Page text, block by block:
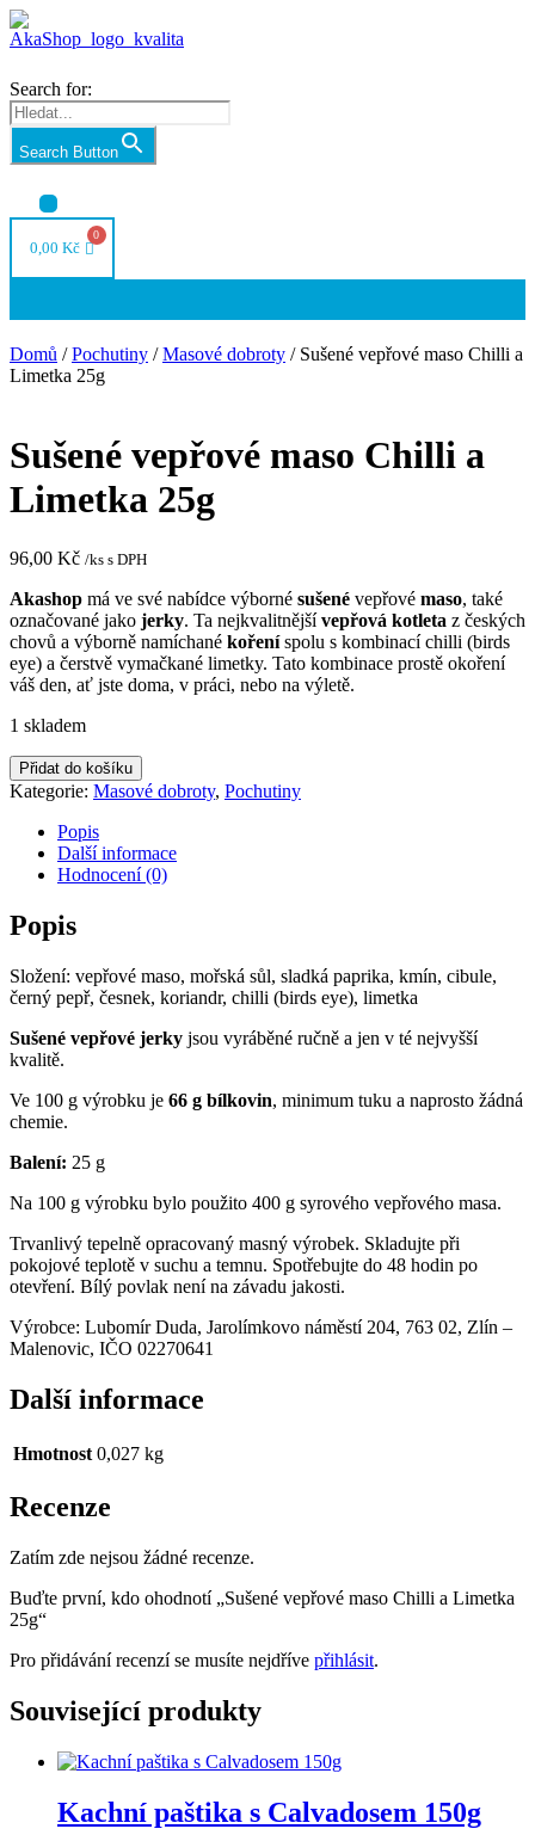
Search for:
Search Button
Nabídka
0,00 Kč
Domů /Pochutiny /Masové dobroty / Sušené vepřové maso Chilli a
Limetka 25g
Sušené vepřové maso Chilli a
Limetka 25g
96,00 Kč /ks s DPH
Akashop má ve své nabídce výborné sušené vepřové maso, také
označované jako jerky. Ta nejkvalitnějšívepřová kotleta z českých
chovů a výborně namíchané kořeníspolu s kombinací chilli (birds
eye) a čerstvě vymačkané limetky. Tato kombinace prostě okoření
váš den, ať jste doma, v práci, nebo na výletě.
1 skladem
Sušené
vepřové
maso
Chilli
Limetka
množství
Přidat do košíku
Kategorie: Masové dobroty, Pochutiny
Popis
Další informace
Hodnocení (0)
Popis
Složení: vepřové maso, mořská sůl, sladká paprika, kmín, cibule,
černý pepř, česnek, koriandr, chilli (birds eye), limetka
Sušené vepřové jerky jsou vyráběné ručně a jen v té nejvyšší
kvalitě.
Ve 100 g výrobku je 66 g bílkovin, minimum tuku a naprosto žádná
chemie.
Balení: 25 g
Na 100 g výrobku bylo použito 400 g syrového vepřového masa.
Trvanlivý tepelně opracovaný masný výrobek. Skladujte při
pokojové teplotě v suchu a temnu. Spotřebujte do 48 hodin po
otevření. Bílý povlak není na závadu jakosti.
Výrobce: Lubomír Duda, Jarolímkovo náměstí 204, 763 02, Zlín –
Malenovic, IČO 02270641
Další informace
Hmotnost 0,027 kg
Recenze
Zatím zde nejsou žádné recenze.
Buďte první, kdo ohodnotí „Sušené vepřové maso Chilli a Limetka
25g“
Pro přidávání recenzí se musíte nejdříve přihlásit.
Související produkty
Kachní paštika s Calvadosem 150g